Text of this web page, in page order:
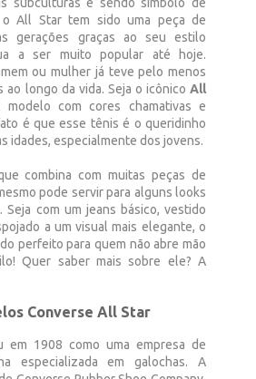
o All Star tem sido uma peça de
gerações graças ao seu estilo
a ser muito popular até hoje.
ou mulher já teve pelo menos
ao longo da vida. Seja o icônico All
modelo com cores chamativas e
é que esse tênis é o queridinho
idades, especialmente dos jovens.
combina com muitas peças de
pode servir para alguns looks
Seja com um jeans básico, vestido
a um visual mais elegante, o
perfeito para quem não abre mão
Quer saber mais sobre ele? A
Converse All Star
em 1908 como uma empresa de
especializada em galochas. A